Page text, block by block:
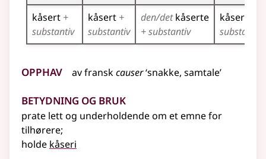
kåsert +
substantiv
kåsert +
substantiv
den/detkåserte
+ substantiv
kåserte
substantiv
Opphav avfranskcauser‘snakke, samtale’
Betydning og bruk
prate lett og underholdende om et emne for
tilhørere;
holde kåseri